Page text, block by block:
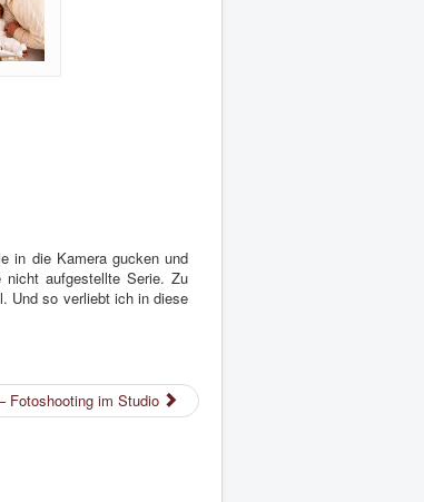
in die Kamera gucken und
nicht aufgestellte Serie. Zu
Und so verliebt ich in diese
Fotoshooting im Studio